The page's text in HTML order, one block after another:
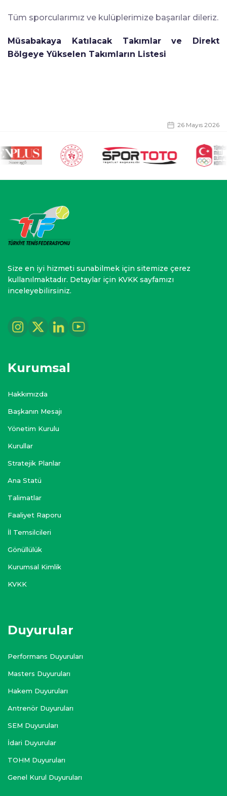
Tüm sporcularımız ve kulüplerimize başarılar dileriz.
Müsabakaya Katılacak Takımlar ve Direkt
Bölgeye Yükselen Takımların Listesi
26 Mayıs 2026
Size en iyi hizmeti sunabilmek için sitemize çerez
kullanılmaktadır. Detaylar için KVKK sayfamızı
inceleyebilirsiniz.
Kurumsal
Hakkımızda
Başkanın Mesajı
Yönetim Kurulu
Kurullar
Stratejik Planlar
Ana Statü
Talimatlar
Faaliyet Raporu
İl Temsilcileri
Gönüllülük
Kurumsal Kimlik
KVKK
Duyurular
Performans Duyuruları
Masters Duyuruları
Hakem Duyuruları
Antrenör Duyuruları
SEM Duyuruları
İdari Duyurular
TOHM Duyuruları
Genel Kurul Duyuruları